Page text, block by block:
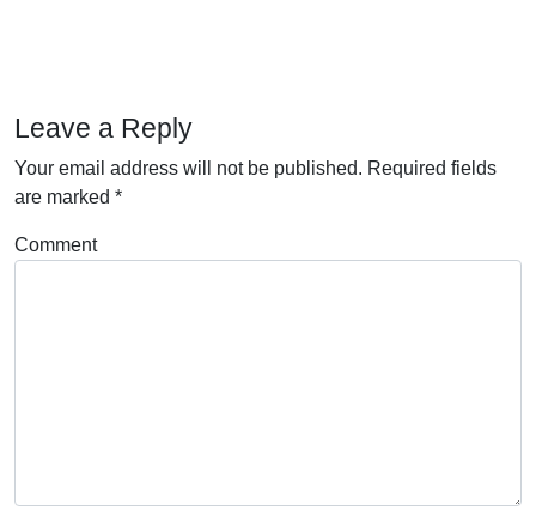
Leave a Reply
Your email address will not be published. Required fields
are marked *
Comment